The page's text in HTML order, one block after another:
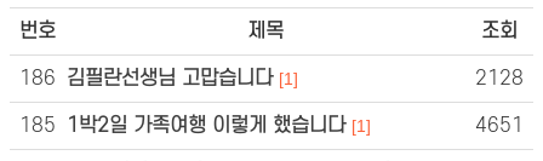
번호 제목 조회
186 김필란선생님 고맙습니다 [1] 2128
185 1박2일 가족여행 이렇게 했습니다 [1] 4651